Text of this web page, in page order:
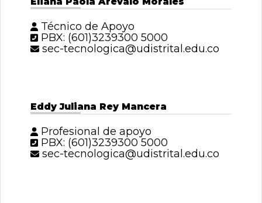
Técnico de Apoyo
PBX: (601)3239300 5000
sec-tecnologica@udistrital.edu.co
Eddy Juliana Rey Mancera
Profesional de apoyo
PBX: (601)3239300 5000
sec-tecnologica@udistrital.edu.co